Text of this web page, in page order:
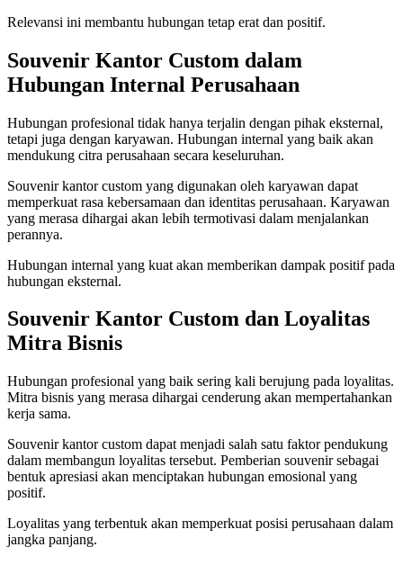
Relevansi ini membantu hubungan tetap erat dan positif.
Souvenir Kantor Custom dalam
Hubungan Internal Perusahaan
Hubungan profesional tidak hanya terjalin dengan pihak eksternal,
tetapi juga dengan karyawan. Hubungan internal yang baik akan
mendukung citra perusahaan secara keseluruhan.
Souvenir kantor custom yang digunakan oleh karyawan dapat
memperkuat rasa kebersamaan dan identitas perusahaan. Karyawan
yang merasa dihargai akan lebih termotivasi dalam menjalankan
perannya.
Hubungan internal yang kuat akan memberikan dampak positif pada
hubungan eksternal.
Souvenir Kantor Custom dan Loyalitas
Mitra Bisnis
Hubungan profesional yang baik sering kali berujung pada loyalitas.
Mitra bisnis yang merasa dihargai cenderung akan mempertahankan
kerja sama.
Souvenir kantor custom dapat menjadi salah satu faktor pendukung
dalam membangun loyalitas tersebut. Pemberian souvenir sebagai
bentuk apresiasi akan menciptakan hubungan emosional yang
positif.
Loyalitas yang terbentuk akan memperkuat posisi perusahaan dalam
jangka panjang.